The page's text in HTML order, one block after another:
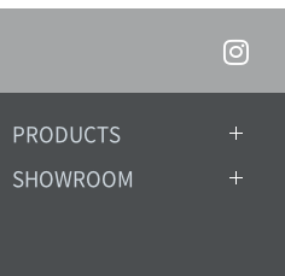
PRODUCTS
SHOWROOM